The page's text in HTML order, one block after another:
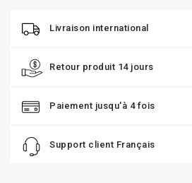
Livraison international
Retour produit 14 jours
Paiement jusqu'à 4 fois
Support client Français